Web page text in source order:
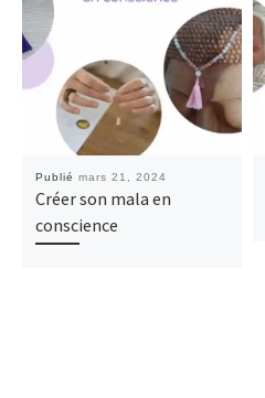
Publié mars 21, 2024
Créer son mala en
conscience